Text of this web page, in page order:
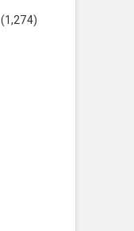
(1,274)